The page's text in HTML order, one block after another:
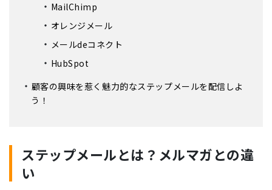
MailChimp
オレンジメール
メールdeコネクト
HubSpot
顧客の興味を惹く魅力的なステップメールを配信しよ
う！
ステップメールとは？メルマガとの違
い